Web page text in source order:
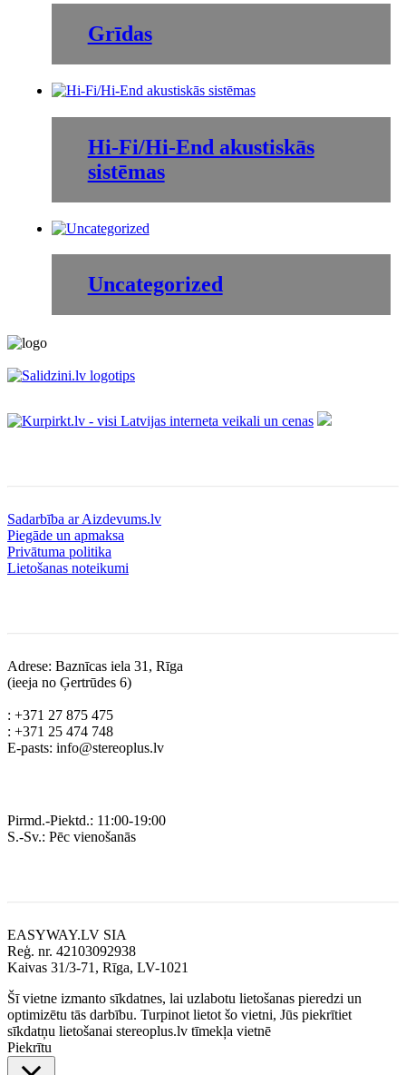
Grīdas
Hi-Fi/Hi-End akustiskās
sistēmas
Uncategorized
Sadarbība ar Aizdevums.lv
Piegāde un apmaksa
Privātuma politika
Lietošanas noteikumi
Adrese: Baznīcas iela 31, Rīga
(ieeja no Ģertrūdes 6)
: +371 27 875 475
: +371 25 474 748
E-pasts: info@stereoplus.lv
Pirmd.-Piektd.: 11:00-19:00
S.-Sv.: Pēc vienošanās
EASYWAY.LV SIA
Reģ. nr. 42103092938
Kaivas 31/3-71, Rīga, LV-1021
Šī vietne izmanto sīkdatnes, lai uzlabotu lietošanas pieredzi un
optimizētu tās darbību. Turpinot lietot šo vietni, Jūs piekrītiet
sīkdatņu lietošanai stereoplus.lv tīmekļa vietnē
Piekrītu